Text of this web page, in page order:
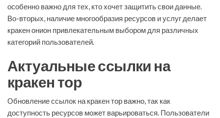
особенно важно для тех, кто хочет защитить свои данные.
Во-вторых, наличие многообразия ресурсов и услуг делает
кракен онион привлекательным выбором для различных
категорий пользователей.
Актуальные ссылки на
кракен тор
Обновление ссылок на кракен тор важно, так как
доступность ресурсов может варьироваться. Пользователи